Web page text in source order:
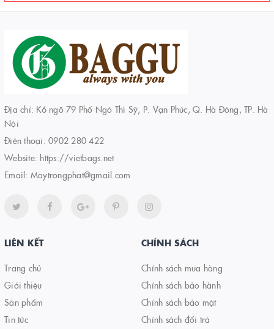
Địa chỉ: K6 ngõ 79 Phố Ngô Thì Sỹ, P. Vạn Phúc, Q. Hà Đông, TP. Hà
Nội
Điện thoại: 0902 280 422
Website: https://vietbags.net
Email: Maytrongphat@gmail.com
LIÊN KẾT
Trang chủ
Giới thiệu
Sản phẩm
Tin tức
CHÍNH SÁCH
Chính sách mua hàng
Chính sách bảo hành
Chính sách bảo mật
Chính sách đổi trả